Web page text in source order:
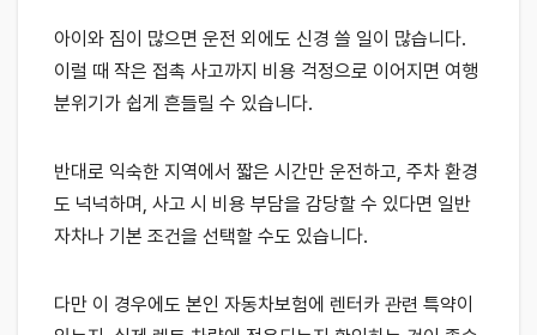
아이와 짐이 많으면 운전 외에도 신경 쓸 일이 많습니다.
이럴 때 작은 접촉 사고까지 비용 걱정으로 이어지면 여행
분위기가 쉽게 흔들릴 수 있습니다.
반대로 익숙한 지역에서 짧은 시간만 운전하고, 주차 환경
도 넉넉하며, 사고 시 비용 부담을 감당할 수 있다면 일반
자차나 기본 조건을 선택할 수도 있습니다.
다만 이 경우에도 본인 자동차보험에 렌터카 관련 특약이